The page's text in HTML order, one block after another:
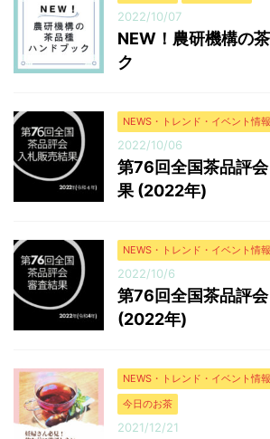
2022/10/07
NEW！農研機構の
ク
NEWS・トレンド・イベント情報
2022/10/06
第76回全国茶品評
果 (2022年)
NEWS・トレンド・イベント情報
2022/10/6
第76回全国茶品評
(2022年)
NEWS・トレンド・イベント情報
今日のお茶
2021/12/21